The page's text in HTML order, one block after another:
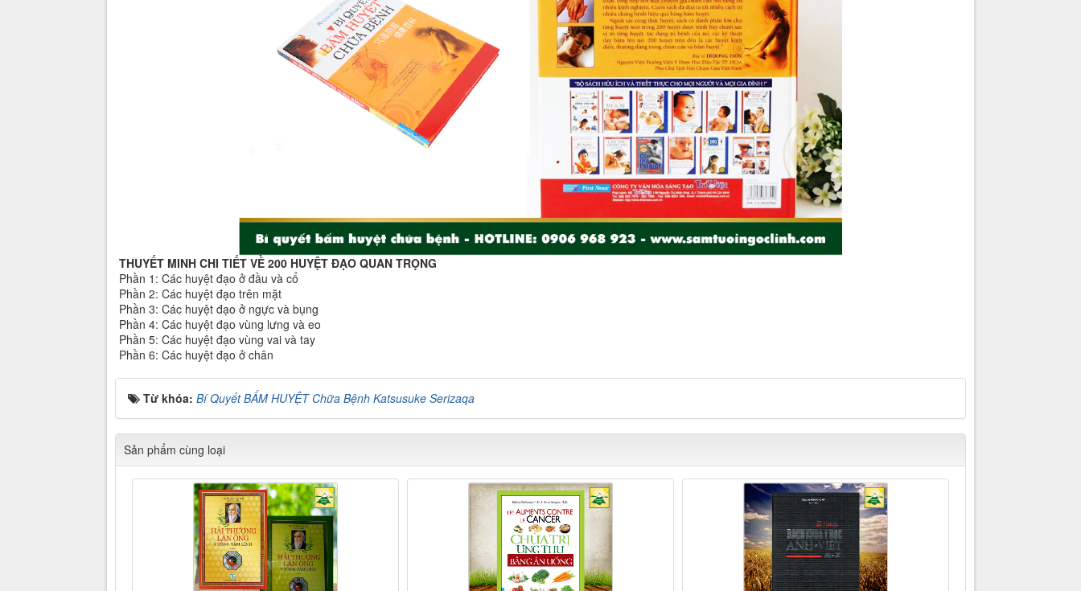
THUYẾT MINH CHI TIẾT VỀ 200 HUYỆT ĐẠO QUAN TRỌNG
Phần 1: Các huyệt đạo ở đầu và cổ
Phần 2: Các huyệt đạo trên mặt
Phần 3: Các huyệt đạo ở ngực và bụng
Phần 4: Các huyệt đạo vùng lưng và eo
Phần 5: Các huyệt đạo vùng vai và tay
Phần 6: Các huyệt đạo ở chân
Từ khóa: Bí Quyết BẤM HUYỆT Chữa Bệnh Katsusuke Serizaqa
Sản phẩm cùng loại